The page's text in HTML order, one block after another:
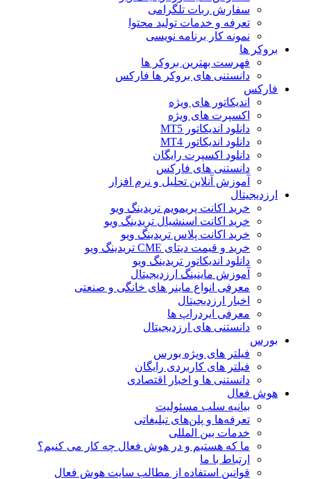
سفارش ربات تلگرامی
تعرفه و خدمات تولید محتوا
نمونه کار برنامه نویسی
بروکر ها
فهرست بهترین بروکر ها
دانستنی های بروکر ها فارکس
فارکس
اندیکاتور های ویژه
اکسپرت های ویژه
دانلود اندیکاتور MT5
دانلود اندیکاتور MT4
دانلود اکسپرت رایگان
دانستنی های فارکس
آموزش آنلاین تحلیل و نرم افزار
ارزدیجیتال
خرید اکانت پریمویم تریدینگ ویو
خرید اکانت اسنشیال تریدینگ ویو
خرید اکانت پلاس تریدینگ ویو
خرید و قیمت دیتای CME تریدینگ ویو
دانلود اندیکاتور تریدینگ ویو
آموزش ماینینگ ارزدیجیتال
معرفی انواع ماینر های خانگی و صنعتی
اخبار ارزدیجیتال
معرفی ایردراپ ها
دانستنی های ارزدیجیتال
بورس
فیلتر های ویژه بورس
فیلتر های کاربردی رایگان
دانستنی ها و اخبار اقتصادی
هوش فعال
بیانیه سلب مسئولیت
تعرفه‌ها و پلن‌های تبلیغاتی
خدمات بین المللی
ما که هستیم و در هوش فعال چه کار می کنیم؟
ارتباط با ما
قوانین استفاده از مطالب سایت هوش فعال